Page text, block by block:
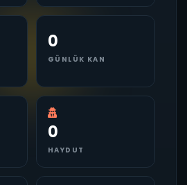
0
GÜNLÜK KAN
0
HAYDUT